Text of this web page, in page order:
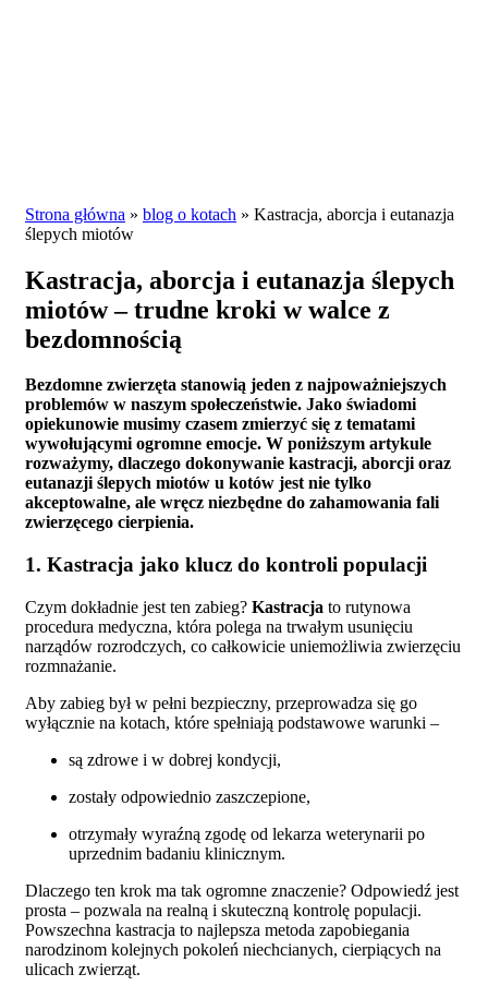
Strona główna » blog o kotach » Kastracja, aborcja i eutanazja
ślepych miotów
Kastracja, aborcja i eutanazja ślepych
miotów – trudne kroki w walce z
bezdomnością
Bezdomne zwierzęta stanowią jeden z najpoważniejszych
problemów w naszym społeczeństwie. Jako świadomi
opiekunowie musimy czasem zmierzyć się z tematami
wywołującymi ogromne emocje. W poniższym artykule
rozważymy, dlaczego dokonywanie kastracji, aborcji oraz
eutanazji ślepych miotów u kotów jest nie tylko
akceptowalne, ale wręcz niezbędne do zahamowania fali
zwierzęcego cierpienia.
1. Kastracja jako klucz do kontroli populacji
Czym dokładnie jest ten zabieg? Kastracja to rutynowa
procedura medyczna, która polega na trwałym usunięciu
narządów rozrodczych, co całkowicie uniemożliwia zwierzęciu
rozmnażanie.
Aby zabieg był w pełni bezpieczny, przeprowadza się go
wyłącznie na kotach, które spełniają podstawowe warunki –
są zdrowe i w dobrej kondycji,
zostały odpowiednio zaszczepione,
otrzymały wyraźną zgodę od lekarza weterynarii po
uprzednim badaniu klinicznym.
Dlaczego ten krok ma tak ogromne znaczenie? Odpowiedź jest
prosta – pozwala na realną i skuteczną kontrolę populacji.
Powszechna kastracja to najlepsza metoda zapobiegania
narodzinom kolejnych pokoleń niechcianych, cierpiących na
ulicach zwierząt.